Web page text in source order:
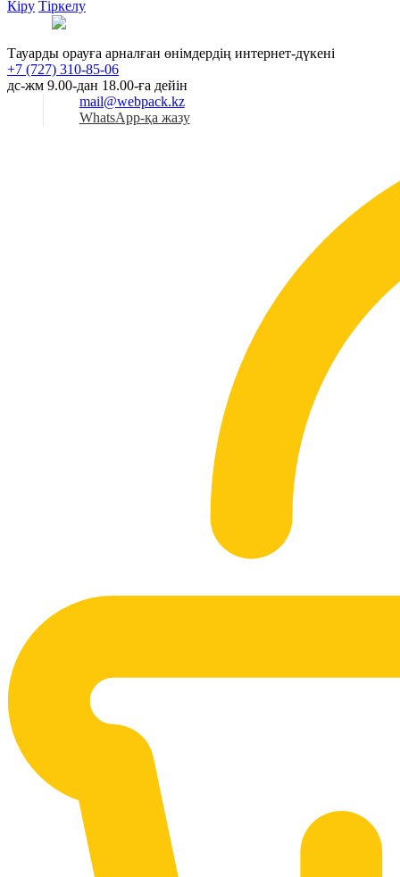
Кіру Тіркелу
Тауарды орауға арналған өнімдердің интернет-дүкені
+7 (727) 310-85-06
дс-жм 9.00-дан 18.00-ға дейін
mail@webpack.kz
WhatsApp-қа жазу